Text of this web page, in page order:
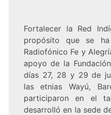
Fortalecer la Red
propósito que se
Radiofónico Fe y
apoyo de la
días 27, 28 y 29 de
las etnias Wayú,
participaron en el
desarrolló en la sede